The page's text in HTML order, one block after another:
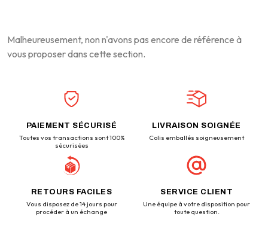
Malheureusement, non n'avons pas encore de référence à
vous proposer dans cette section.
PAIEMENT SÉCURISÉ
Toutes vos transactions sont 100%
sécurisées
LIVRAISON SOIGNÉE
Colis emballés soigneusement
RETOURS FACILES
Vous disposez de 14 jours pour
procéder à un échange
SERVICE CLIENT
Une équipe à votre disposition pour
toute question.